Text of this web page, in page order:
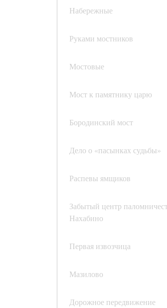
Набережные
Руками мостников
Мостовые
Мост к памятнику царю
Бородинский мост
Дело о «пасынках судьбы»
Распевы ямщиков
Забытый центр
Нахабино
Первая извозчица
Мазилово
Дорожное передвижение